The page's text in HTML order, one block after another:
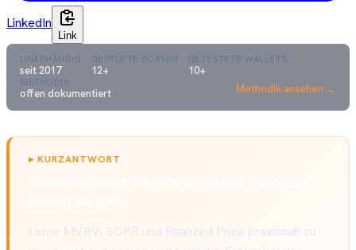
LinkedIn
Link
UNABHÄNGIG
seit 2017
GEPRÜFTE BÖRSEN
12+
GETESTETE WALLETS
10+
METHODIK
offen dokumentiert Methodik ansehen →
▸KURZANTWORT
Lerne MVRV, SOPR und Realized Price praxisnah zu